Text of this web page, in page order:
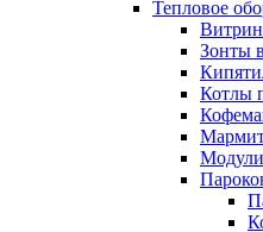
Тепловое
Зонты
Котлы